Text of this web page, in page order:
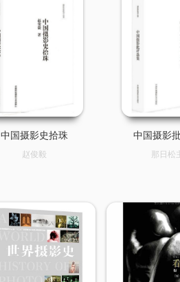
中国摄影史拾珠
赵俊毅
中国摄影
那日松